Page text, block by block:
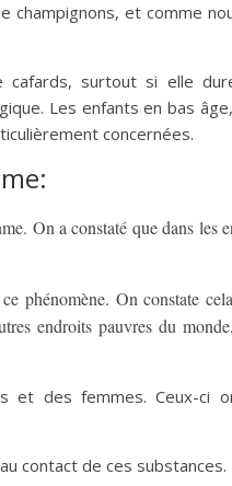
et comme
surtout si elle
Les enfants en bas
concernées.
On a constaté que dans les
phénomène. On constate
endroits pauvres du
et des femmes. Ceux-ci
contact de ces substances.